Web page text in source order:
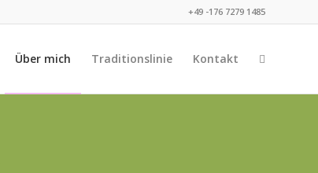
+49 -176 7279 1485
Über mich Traditionslinie Kontakt